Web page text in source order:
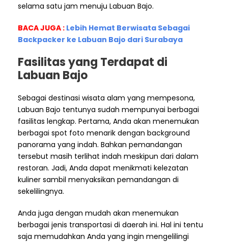
selama satu jam menuju Labuan Bajo.
BACA JUGA : Lebih Hemat Berwisata Sebagai
Backpacker ke Labuan Bajo dari Surabaya
Fasilitas yang Terdapat di
Labuan Bajo
Sebagai destinasi wisata alam yang mempesona,
Labuan Bajo tentunya sudah mempunyai berbagai
fasilitas lengkap. Pertama, Anda akan menemukan
berbagai spot foto menarik dengan background
panorama yang indah. Bahkan pemandangan
tersebut masih terlihat indah meskipun dari dalam
restoran. Jadi, Anda dapat menikmati kelezatan
kuliner sambil menyaksikan pemandangan di
sekelilingnya.
Anda juga dengan mudah akan menemukan
berbagai jenis transportasi di daerah ini. Hal ini tentu
saja memudahkan Anda yang ingin mengelilingi